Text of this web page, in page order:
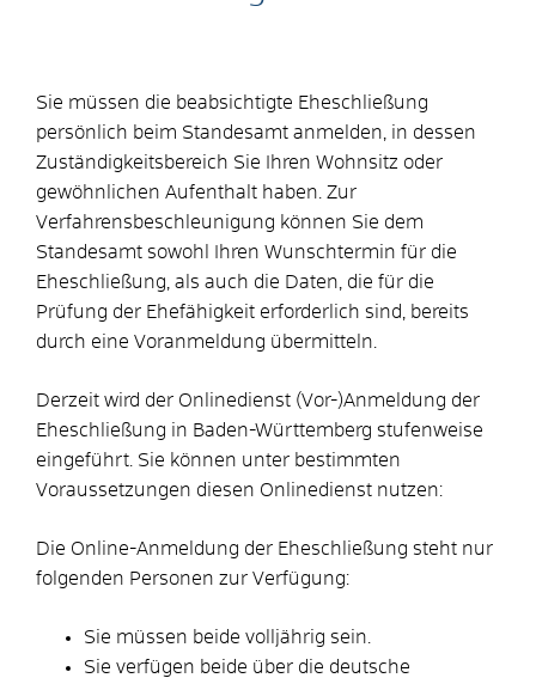
Sie müssen die beabsichtigte Eheschließung
persönlich beim Standesamt anmelden, in dessen
Zuständigkeitsbereich Sie Ihren Wohnsitz oder
gewöhnlichen Aufenthalt haben. Zur
Verfahrensbeschleunigung können Sie dem
Standesamt sowohl Ihren Wunschtermin für die
Eheschließung, als auch die Daten, die für die
Prüfung der Ehefähigkeit erforderlich sind, bereits
durch eine Voranmeldung übermitteln.
Derzeit wird der Onlinedienst (Vor-)Anmeldung der
Eheschließung in Baden-Württemberg stufenweise
eingeführt. Sie können unter bestimmten
Voraussetzungen diesen Onlinedienst nutzen:
Die Online-Anmeldung der Eheschließung steht nur
folgenden Personen zur Verfügung:
Sie müssen beide volljährig sein.
Sie verfügen beide über die deutsche